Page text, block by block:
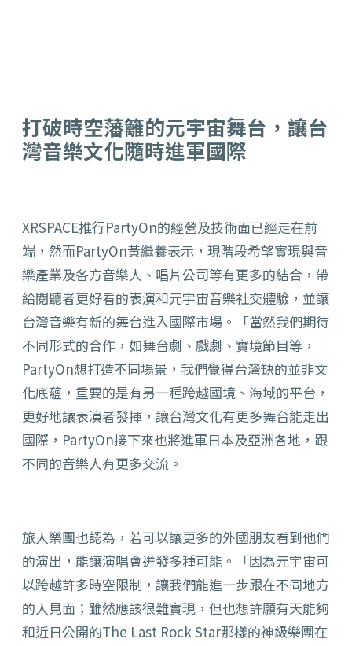
打破時空藩籬的元宇宙舞台，讓台
灣音樂文化隨時進軍國際
XRSPACE推行PartyOn的經營及技術面已經走在前
端，然而PartyOn黃繼養表示，現階段希望實現與音
樂產業及各方音樂人、唱片公司等有更多的結合，帶
給閱聽者更好看的表演和元宇宙音樂社交體驗，並讓
台灣音樂有新的舞台進入國際市場。「當然我們期待
不同形式的合作，如舞台劇、戲劇、實境節目等，
PartyOn想打造不同場景，我們覺得台灣缺的並非文
化底蘊，重要的是有另一種跨越國境、海域的平台，
更好地讓表演者發揮，讓台灣文化有更多舞台能走出
國際，PartyOn接下來也將進軍日本及亞洲各地，跟
不同的音樂人有更多交流。
旅人樂團也認為，若可以讓更多的外國朋友看到他們
的演出，能讓演唱會迸發多種可能。「因為元宇宙可
以跨越許多時空限制，讓我們能進一步跟在不同地方
的人見面；雖然應該很難實現，但也想許願有天能夠
和近日公開的The Last Rock Star那樣的神級樂團在